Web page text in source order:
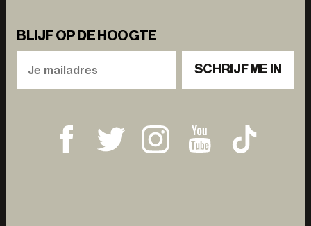
BLIJF OP DE HOOGTE
SCHRIJF ME IN